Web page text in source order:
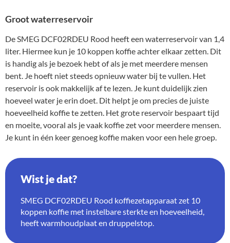
Groot waterreservoir
De SMEG DCF02RDEU Rood heeft een waterreservoir van 1,4
liter. Hiermee kun je 10 koppen koffie achter elkaar zetten. Dit
is handig als je bezoek hebt of als je met meerdere mensen
bent. Je hoeft niet steeds opnieuw water bij te vullen. Het
reservoir is ook makkelijk af te lezen. Je kunt duidelijk zien
hoeveel water je erin doet. Dit helpt je om precies de juiste
hoeveelheid koffie te zetten. Het grote reservoir bespaart tijd
en moeite, vooral als je vaak koffie zet voor meerdere mensen.
Je kunt in één keer genoeg koffie maken voor een hele groep.
Wist je dat?
SMEG DCF02RDEU Rood koffiezetapparaat zet 10
koppen koffie met instelbare sterkte en hoeveelheid,
heeft warmhoudplaat en druppelstop.